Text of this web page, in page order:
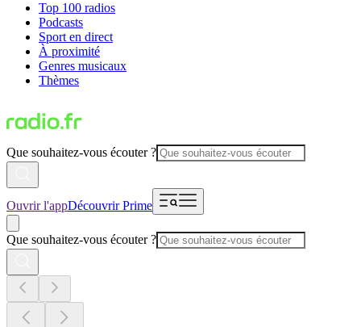
Top 100 radios
Podcasts
Sport en direct
À proximité
Genres musicaux
Thèmes
Que souhaitez-vous écouter ?
Ouvrir l'appDécouvrir Prime
Que souhaitez-vous écouter ?